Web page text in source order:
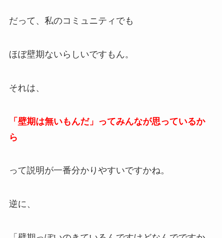
だって、私のコミュニティでも
ほぼ壁期ないらしいですもん。
それは、
「壁期は無いもんだ」ってみんなが思っているか
ら
って説明が一番分かりやすいですかね。
逆に、